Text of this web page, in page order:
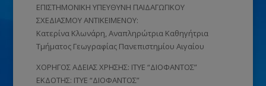
ΕΠΙΣΤΗΜΟΝΙΚΗ ΥΠΕΥΘΥΝΗ ΠΑΙΔΑΓΩΓΙΚΟΥ
ΣΧΕΔΙΑΣΜΟΥ ΑΝΤΙΚΕΙΜΕΝΟΥ:
Κατερίνα Κλωνάρη, Αναπληρώτρια Καθηγήτρια
Τμήματος Γεωγραφίας Πανεπιστημίου Αιγαίου
ΧΟΡΗΓΟΣ ΑΔΕΙΑΣ ΧΡΗΣΗΣ: ΙΤΥΕ “ΔΙΟΦΑΝΤΟΣ”
ΕΚΔΟΤΗΣ: ΙΤΥΕ “ΔΙΟΦΑΝΤΟΣ”